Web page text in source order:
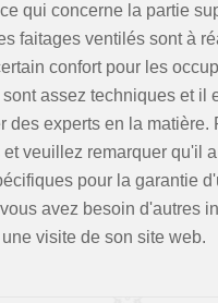
qui concerne la partie
faitages ventilés sont à
confort pour les
assez techniques et il
des experts en la matière.
veuillez remarquer qu'il
pour la garantie
avez besoin d'autres
visite de son site web.